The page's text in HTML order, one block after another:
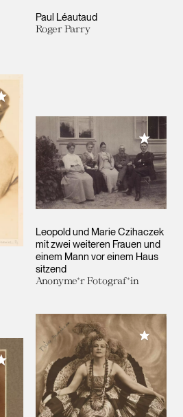
Paul Léautaud
Roger Parry
Meiner Sammlung hinzufügen
Leopold und Marie Czihaczek
mit zwei weiteren Frauen und
einem Mann vor einem Haus
sitzend
Anonyme*r Fotograf*in
Meiner
Meiner Sammlung hinzufügen
Meiner